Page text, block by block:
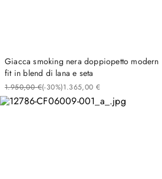
Giacca smoking nera doppiopetto modern
fit in blend di lana e seta
1.950,00 €(-30%)1.365,00 €